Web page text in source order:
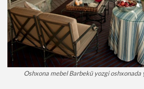
Oshxona mebel Barbekü yozgi